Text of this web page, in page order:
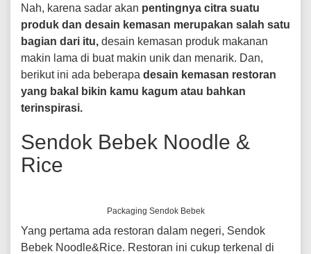
Nah, karena sadar akan pentingnya citra suatu
produk dan desain kemasan merupakan salah satu
bagian dari itu, desain kemasan produk makanan
makin lama di buat makin unik dan menarik. Dan,
berikut ini ada beberapa desain kemasan restoran
yang bakal bikin kamu kagum atau bahkan
terinspirasi.
Sendok Bebek Noodle &
Rice
Packaging Sendok Bebek
Yang pertama ada restoran dalam negeri, Sendok
Bebek Noodle&Rice. Restoran ini cukup terkenal di